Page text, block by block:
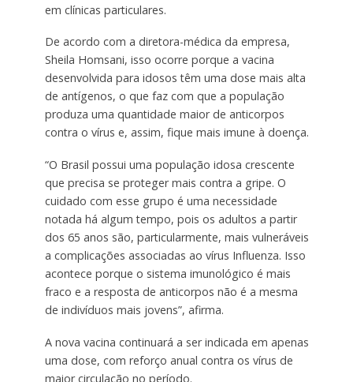
em clínicas particulares.
De acordo com a diretora-médica da empresa,
Sheila Homsani, isso ocorre porque a vacina
desenvolvida para idosos têm uma dose mais alta
de antígenos, o que faz com que a população
produza uma quantidade maior de anticorpos
contra o vírus e, assim, fique mais imune à doença.
“O Brasil possui uma população idosa crescente
que precisa se proteger mais contra a gripe. O
cuidado com esse grupo é uma necessidade
notada há algum tempo, pois os adultos a partir
dos 65 anos são, particularmente, mais vulneráveis
a complicações associadas ao vírus Influenza. Isso
acontece porque o sistema imunológico é mais
fraco e a resposta de anticorpos não é a mesma
de indivíduos mais jovens”, afirma.
A nova vacina continuará a ser indicada em apenas
uma dose, com reforço anual contra os vírus de
maior circulação no período.